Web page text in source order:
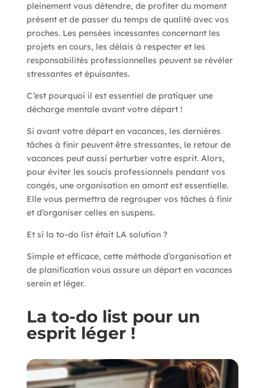
pleinement vous détendre, de profiter du moment
présent et de passer du temps de qualité avec vos
proches. Les pensées incessantes concernant les
projets en cours, les délais à respecter et les
responsabilités professionnelles peuvent se révéler
stressantes et épuisantes.
C’est pourquoi il est essentiel de pratiquer une
décharge mentale avant votre départ !
Si avant votre départ en vacances, les dernières
tâches à finir peuvent être stressantes, le retour de
vacances peut aussi perturber votre esprit. Alors,
pour éviter les soucis professionnels pendant vos
congés, une organisation en amont est essentielle.
Elle vous permettra de regrouper vos tâches à finir
et d’organiser celles en suspens.
Et si la to-do list était LA solution ?
Simple et efficace, cette méthode d’organisation et
de planification vous assure un départ en vacances
serein et léger.
La to-do list pour un
esprit léger !